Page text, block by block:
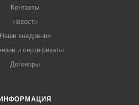
Контакты
Новости
Наши внедрения
и сертификаты
Договоры
ИНФОРМАЦИЯ